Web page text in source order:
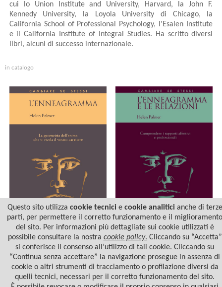
cui lo Union Institute and University, Harvard, la John F.
Kennedy University, la Loyola University di Chicago, la
California School of Professional Psychology, l'Esalen Institute
e il California Institute of Integral Studies. Ha scritto diversi
libri, alcuni di successo internazionale.
in catalogo
L'ENNEAGRAMMA
L’ENNEAGRAMMA E LE
RELAZIONI
Questo sito utilizza cookie tecnicie cookie analiticianche di terze
parti, per permettere il corretto funzionamento e il miglioramento
del sito. Per informazioni più dettagliate sui cookie utilizzati è
possibile consultare la nostra cookie policy. Cliccando su “Accetta”
si conferisce il consenso all’utilizzo di tali cookie. Cliccando su
“Continua senza accettare” la navigazione prosegue in assenza di
cookie o altri strumenti di tracciamento o profilazione diversi da
quelli tecnici, necessari per il corretto funzionamento del sito.